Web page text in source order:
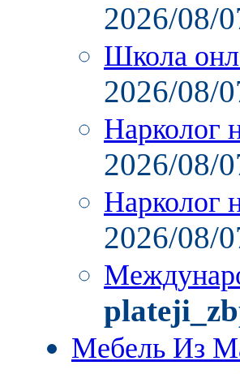
2026/08/
Школа
2026/08/
Нарколог
2026/08/
Нарколог
2026/08/
Мебель Из